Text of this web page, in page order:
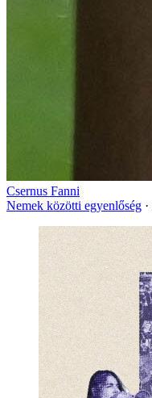
Csernus Fanni
Nemek közötti egyenlőség ·